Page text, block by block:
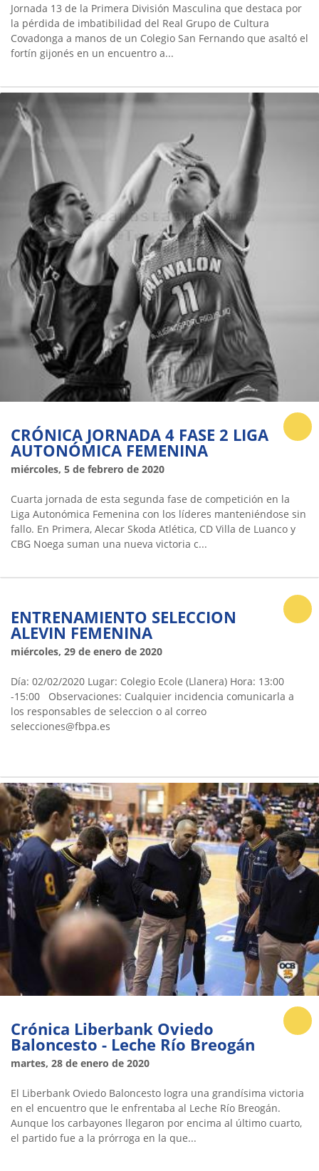
Jornada 13 de la Primera División Masculina que destaca por
la pérdida de imbatibilidad del Real Grupo de Cultura
Covadonga a manos de un Colegio San Fernando que asaltó el
fortín gijonés en un encuentro a...
CRÓNICA JORNADA 4 FASE 2 LIGA
AUTONÓMICA FEMENINA
miércoles, 5 de febrero de 2020
Cuarta jornada de esta segunda fase de competición en la
Liga Autonómica Femenina con los líderes manteniéndose sin
fallo. En Primera, Alecar Skoda Atlética, CD Villa de Luanco y
CBG Noega suman una nueva victoria c...
ENTRENAMIENTO SELECCION
ALEVIN FEMENINA
miércoles, 29 de enero de 2020
Día: 02/02/2020 Lugar: Colegio Ecole (Llanera) Hora: 13:00
-15:00 Observaciones: Cualquier incidencia comunicarla a
los responsables de seleccion o al correo
selecciones@fbpa.es
Crónica Liberbank Oviedo
Baloncesto - Leche Río Breogán
martes, 28 de enero de 2020
El Liberbank Oviedo Baloncesto logra una grandísima victoria
en el encuentro que le enfrentaba al Leche Río Breogán.
Aunque los carbayones llegaron por encima al último cuarto,
el partido fue a la prórroga en la que...